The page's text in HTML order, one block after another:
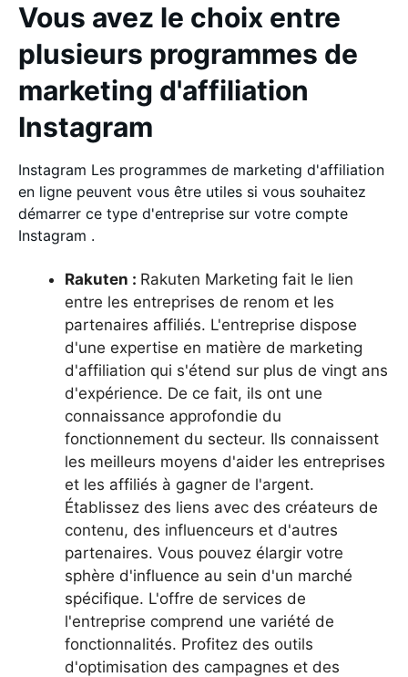
Vous avez le choix entre
plusieurs programmes de
marketing d'affiliation
Instagram
Instagram Les programmes de marketing d'affiliation
en ligne peuvent vous être utiles si vous souhaitez
démarrer ce type d'entreprise sur votre compte
Instagram .
Rakuten : Rakuten Marketing fait le lien
entre les entreprises de renom et les
partenaires affiliés. L'entreprise dispose
d'une expertise en matière de marketing
d'affiliation qui s'étend sur plus de vingt ans
d'expérience. De ce fait, ils ont une
connaissance approfondie du
fonctionnement du secteur. Ils connaissent
les meilleurs moyens d'aider les entreprises
et les affiliés à gagner de l'argent.
Établissez des liens avec des créateurs de
contenu, des influenceurs et d'autres
partenaires. Vous pouvez élargir votre
sphère d'influence au sein d'un marché
spécifique. L'offre de services de
l'entreprise comprend une variété de
fonctionnalités. Profitez des outils
d'optimisation des campagnes et des